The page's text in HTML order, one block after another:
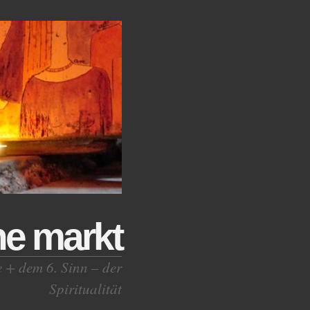
markt
+ dem 6. Sinn – der
Spiritualität